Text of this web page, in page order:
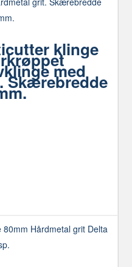
klinge
med
Skærebredde